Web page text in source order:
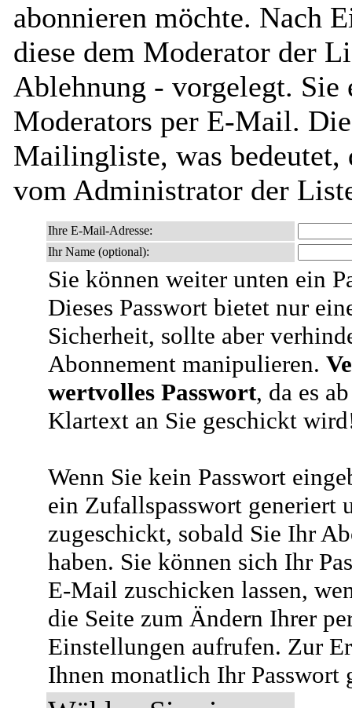
abonnieren möchte. Nach
diese dem Moderator der
Ablehnung - vorgelegt. Sie
Moderators per E-Mail.
Mailingliste, was bedeutet,
vom Administrator der
Ihre E-Mail-Adresse:
Ihr Name (optional):
Sie können weiter unten ein
Dieses Passwort bietet nur
Sicherheit, sollte aber
Abonnement manipulieren.
wertvolles Passwort, da es
Klartext an Sie geschickt
Wenn Sie kein Passwort
ein Zufallspasswort generiert
zugeschickt, sobald Sie Ihr
haben. Sie können sich Ihr
E-Mail zuschicken lassen,
die Seite zum Ändern Ihrer
Einstellungen aufrufen. Zur
Ihnen monatlich Ihr Passwort